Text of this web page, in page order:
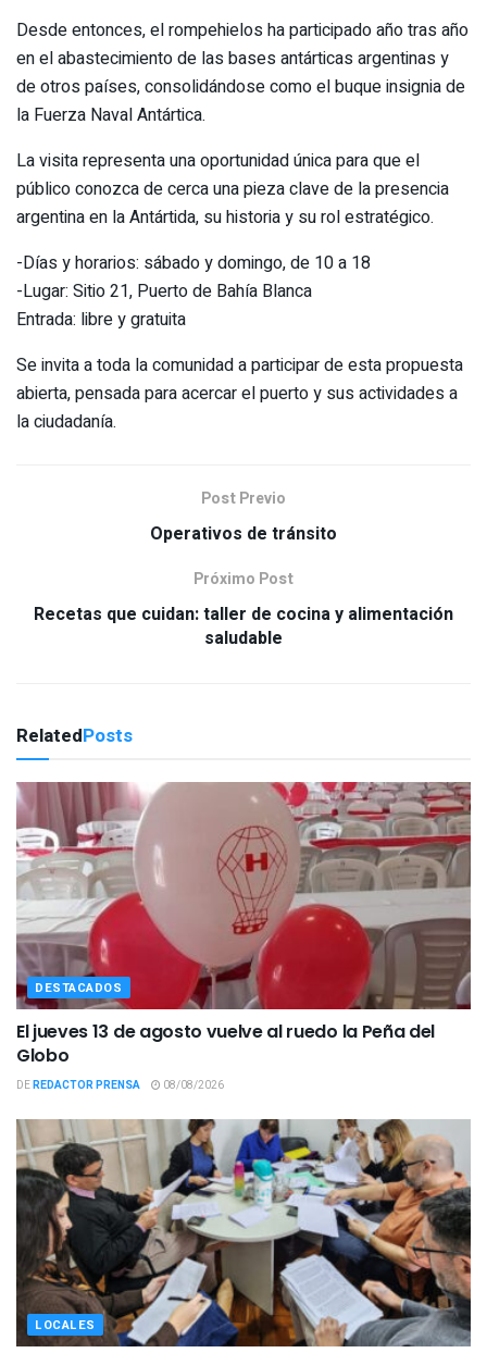
Desde entonces, el rompehielos ha participado año tras año
en el abastecimiento de las bases antárticas argentinas y
de otros países, consolidándose como el buque insignia de
la Fuerza Naval Antártica.
La visita representa una oportunidad única para que el
público conozca de cerca una pieza clave de la presencia
argentina en la Antártida, su historia y su rol estratégico.
-Días y horarios: sábado y domingo, de 10 a 18
-Lugar: Sitio 21, Puerto de Bahía Blanca
Entrada: libre y gratuita
Se invita a toda la comunidad a participar de esta propuesta
abierta, pensada para acercar el puerto y sus actividades a
la ciudadanía.
Post Previo
Operativos de tránsito
Próximo Post
Recetas que cuidan: taller de cocina y alimentación
saludable
RelatedPosts
DESTACADOS
El jueves 13 de agosto vuelve al ruedo la Peña del
Globo
DEREDACTOR PRENSA 08/08/2026
LOCALES